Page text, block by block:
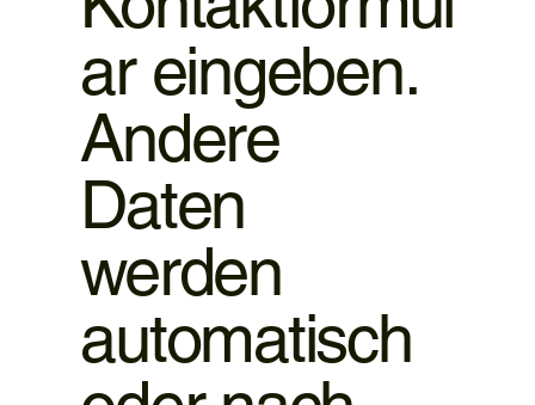
ar eingeben.
Andere
Daten
werden
automatisch